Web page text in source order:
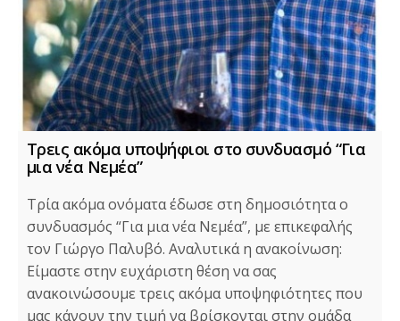
Τρεις ακόμα υποψήφιοι στο συνδυασμό “Για
μια νέα Νεμέα”
Τρία ακόμα ονόματα έδωσε στη δημοσιότητα ο
συνδυασμός “Για μια νέα Νεμέα”, με επικεφαλής
τον Γιώργο Παλυβό. Αναλυτικά η ανακοίνωση:
Είμαστε στην ευχάριστη θέση να σας
ανακοινώσουμε τρεις ακόμα υποψηφιότητες που
μας κάνουν την τιμή να βρίσκονται στην ομάδα